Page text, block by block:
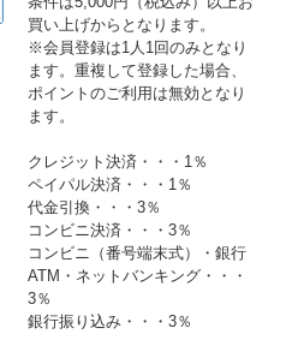
買い上げからとなります。
※会員登録は1人1回のみとなり
ます。重複して登録した場合、
ポイントのご利用は無効となり
ます。
クレジット決済・・・1％
ペイパル決済・・・1％
代金引換・・・3％
コンビニ決済・・・3％
コンビニ（番号端末式）・銀行
ATM・ネットバンキング・・・
3％
銀行振り込み・・・3％